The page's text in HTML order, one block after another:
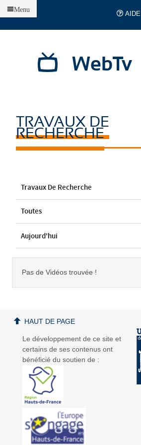
AIDE
WebTv
Menu
TRAVAUX DE
RECHERCHE
Travaux De Recherche
Toutes
Aujourd'hui
Pas de Vidéos trouvée !
Le développement de ce site et
certains de ses contenus ont
bénéficié du soutien de :
HAUT DE PAGE